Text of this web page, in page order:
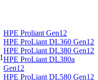
HPE Proliant Gen12
HPE ProLiant DL360 Gen12
HPE ProLiant DL380 Gen12
HPE ProLiant DL380a
Gen12
HPE ProLiant DL580 Gen12